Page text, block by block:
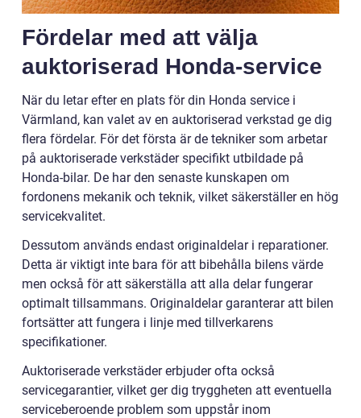
Fördelar med att välja
auktoriserad Honda-service
När du letar efter en plats för din Honda service i
Värmland, kan valet av en auktoriserad verkstad ge dig
flera fördelar. För det första är de tekniker som arbetar
på auktoriserade verkstäder specifikt utbildade på
Honda-bilar. De har den senaste kunskapen om
fordonens mekanik och teknik, vilket säkerställer en hög
servicekvalitet.
Dessutom används endast originaldelar i reparationer.
Detta är viktigt inte bara för att bibehålla bilens värde
men också för att säkerställa att alla delar fungerar
optimalt tillsammans. Originaldelar garanterar att bilen
fortsätter att fungera i linje med tillverkarens
specifikationer.
Auktoriserade verkstäder erbjuder ofta också
servicegarantier, vilket ger dig tryggheten att eventuella
serviceberoende problem som uppstår inom